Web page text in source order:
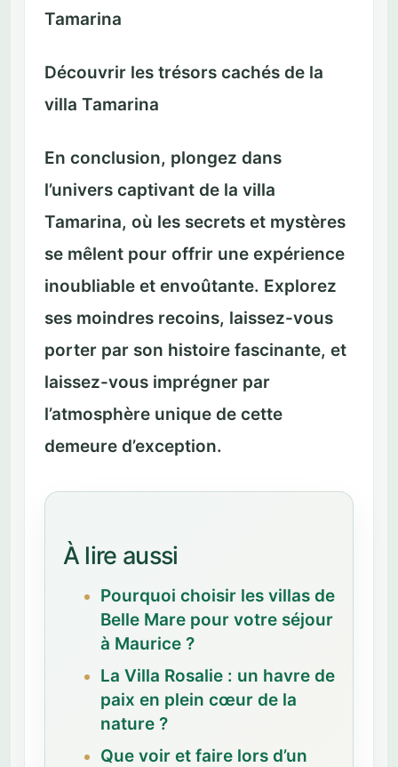
Tamarina
Découvrir les trésors cachés de la
villa Tamarina
En conclusion, plongez dans
l’univers captivant de la villa
Tamarina, où les secrets et mystères
se mêlent pour offrir une expérience
inoubliable et envoûtante. Explorez
ses moindres recoins, laissez-vous
porter par son histoire fascinante, et
laissez-vous imprégner par
l’atmosphère unique de cette
demeure d’exception.
À lire aussi
Pourquoi choisir les villas de
Belle Mare pour votre séjour
à Maurice ?
La Villa Rosalie : un havre de
paix en plein cœur de la
nature ?
Que voir et faire lors d’un